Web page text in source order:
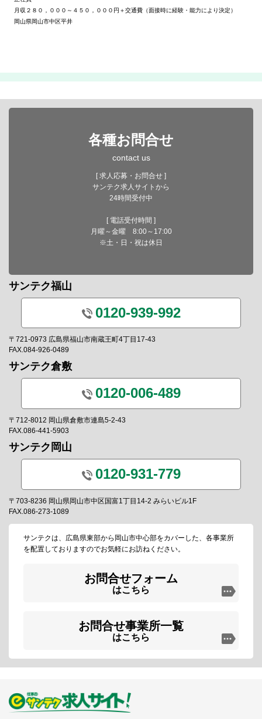
月収２８０，０００～４５０，０００円＋交通費（面接時に経験・能力により決定）
岡山県岡山市中区平井
各種お問合せ
contact us
[ 求人応募・お問合せ ]
サンテク求人サイトから
24時間受付中
[ 電話受付時間 ]
月曜～金曜 8:00～17:00
※土・日・祝は休日
サンテク福山
0120-939-992
〒721-0973 広島県福山市南蔵王町4丁目17-43
FAX.084-926-0489
サンテク倉敷
0120-006-489
〒712-8012 岡山県倉敷市連島5-2-43
FAX.086-441-5903
サンテク岡山
0120-931-779
〒703-8236 岡山県岡山市中区国富1丁目14-2 みらいビル1F
FAX.086-273-1089
サンテクは、広島県東部から岡山市中心部をカバーした、各事業所
を配置しておりますのでお気軽にお訪ねください。
お問合せフォーム
はこちら
お問合せ事業所一覧
はこちら